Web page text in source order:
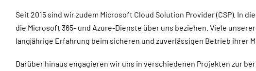
Seit 2015 sind wir zudem Microsoft Cloud Solution Provider (CSP).
die Microsoft 365- und Azure-Dienste über uns beziehen. Viele
langjährige Erfahrung beim sicheren und zuverlässigen Betrieb ihrer
Darüber hinaus engagieren wir uns in verschiedenen Projekten zur